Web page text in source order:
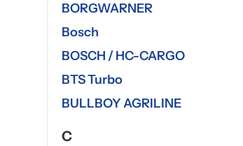
BORGWARNER
Bosch
BOSCH / HC-CARGO
BTS Turbo
BULLBOY AGRILINE
C